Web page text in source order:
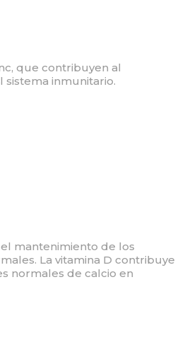
que contribuyen al
inmunitario.
mantenimiento de los
La vitamina D contribuye
normales de calcio en